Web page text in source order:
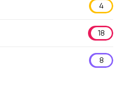
4
18
8